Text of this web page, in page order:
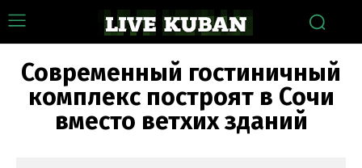
Современный гостиничный
комплекс построят в Сочи
вместо ветхих зданий